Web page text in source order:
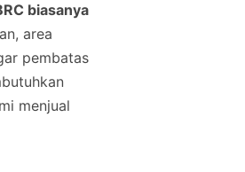
biasanya
area
pembatas
menjual